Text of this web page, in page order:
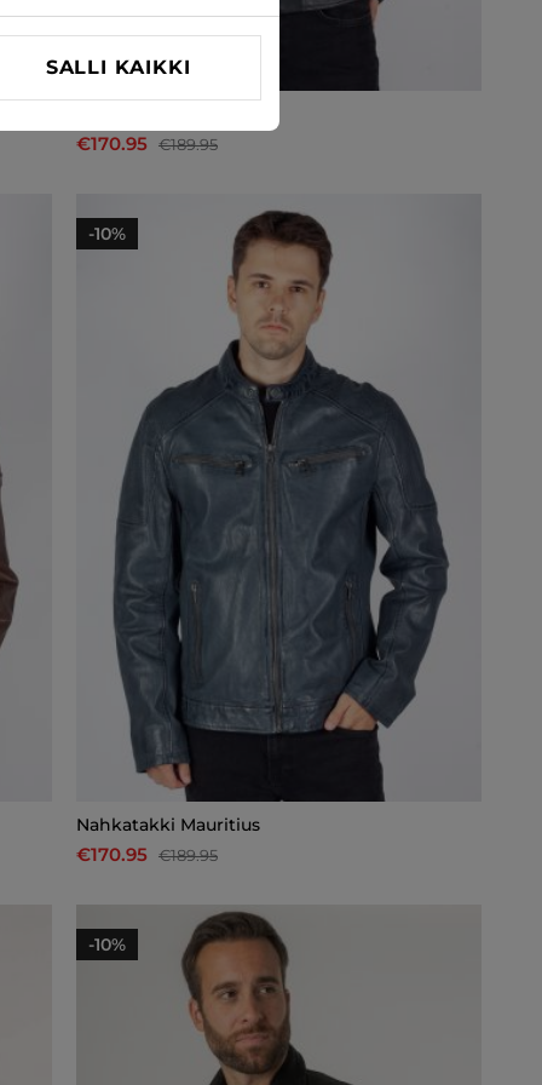
€170.95 €189.95
-10%
Nahkatakki Mauritius
€170.95 €189.95
-10%
SALLI KAIKKI